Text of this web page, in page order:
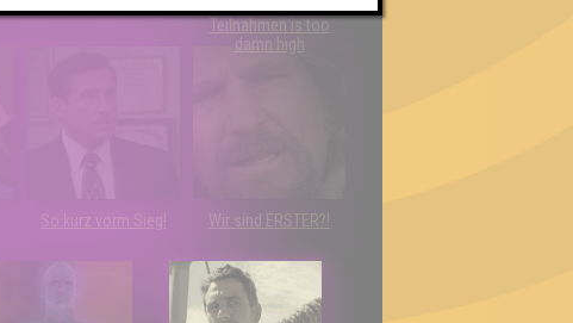
Teilnahmen is too
damn high
So kurz vorm Sieg! Wir sind ERSTER?!